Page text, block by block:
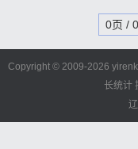
0页 /
Copyright © 2009-2026
长统计